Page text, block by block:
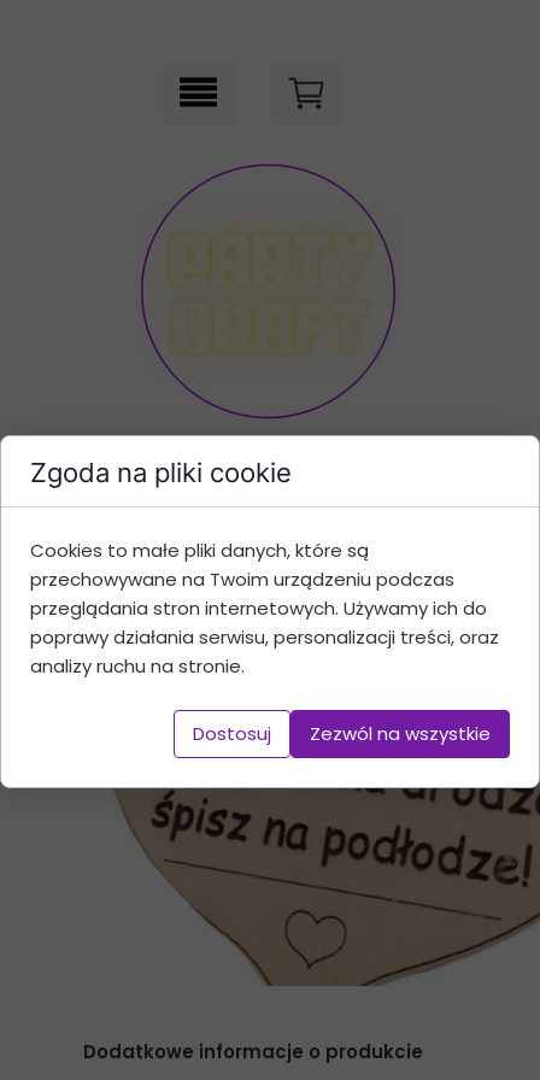
Dodatkowe informacje o produkcie
Zgoda na pliki cookie
Cookies to małe pliki danych, które są
przechowywane na Twoim urządzeniu podczas
przeglądania stron internetowych. Używamy ich do
poprawy działania serwisu, personalizacji treści, oraz
analizy ruchu na stronie.
Dostosuj Zezwól na wszystkie